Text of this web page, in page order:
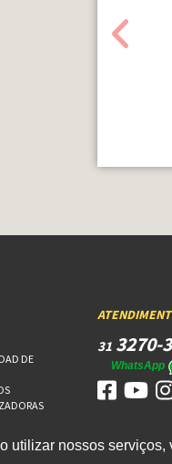
utilizar nossos serviços,
DE
31 3270-
WhatsApp